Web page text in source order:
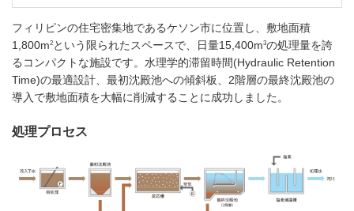
フィリピンの住宅密集地であるケソン市に位置し、敷地面積
1,800m2 という限られたスペースで、日量15,400m3の処理量を誇
るコンパクトな施設です。水理学的滞留時間(Hydraulic Retention
Time)の最適設計、最初沈殿池への傾斜板、2階層の最終沈殿池の
導入で敷地面積を大幅に削減することに成功しました。
処理プロセス